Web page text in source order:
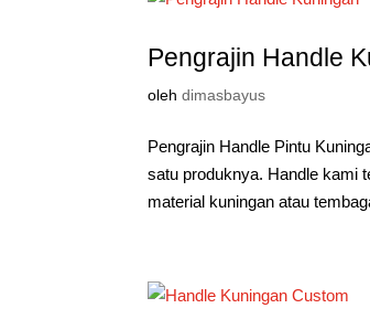
Pengrajin Handle
olehdimasbayus
Pengrajin Handle Pintu
satu produknya. Handle kami
material kuningan atau